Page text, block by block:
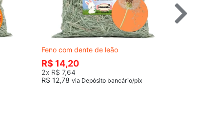
Feno com dente de leão
R$ 14,20
2x R$ 7,64
R$ 12,78 via Depósito bancário/pix